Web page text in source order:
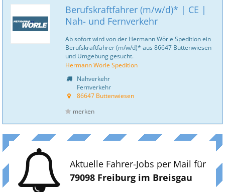
Berufskraftfahrer (m/w/d)* | CE |
Nah- und Fernverkehr
Ab sofort wird von der Hermann Wörle Spedition ein
Berufskraftfahrer (m/w/d)* aus 86647 Buttenwiesen
und Umgebung gesucht.
Hermann Wörle Spedition
Nahverkehr
Fernverkehr
86647 Buttenwiesen
merken
Aktuelle Fahrer-Jobs per Mail für
79098 Freiburg im Breisgau